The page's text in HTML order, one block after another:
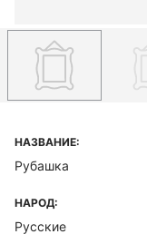
НАЗВАНИЕ:
Рубашка
НАРОД:
Русские